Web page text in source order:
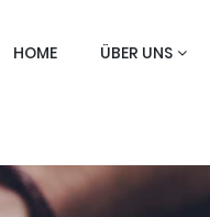
HOME ÜBER UNS